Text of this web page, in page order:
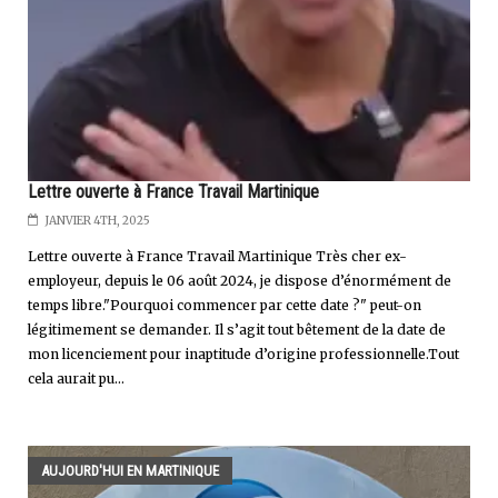
Lettre ouverte à France Travail Martinique
JANVIER 4TH, 2025
Lettre ouverte à France Travail Martinique Très cher ex-
employeur, depuis le 06 août 2024, je dispose d’énormément de
temps libre."Pourquoi commencer par cette date ?" peut-on
légitimement se demander. Il s’agit tout bêtement de la date de
mon licenciement pour inaptitude d’origine professionnelle.Tout
cela aurait pu...
AUJOURD'HUI EN MARTINIQUE